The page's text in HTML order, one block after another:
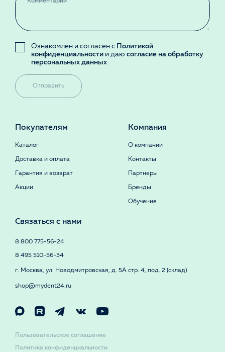
Ознакомлен и согласен с Политикой
конфиденциальности и даю согласие на обработку
персональных данных
Отправить
Покупателям
Каталог
Доставка и оплата
Гарантия и возврат
Акции
Компания
О компании
Контакты
Партнеры
Бренды
Обучение
Связаться с нами
8 800 775-56-24
8 495 510-56-34
г. Москва, ул. Новодмитровская, д. 5А стр. 4, под. 2 (склад)
shop@mydent24.ru
Политика конфиденциальности
Пользовательское соглашение